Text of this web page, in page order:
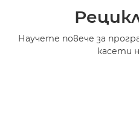
Научете повече за
касети